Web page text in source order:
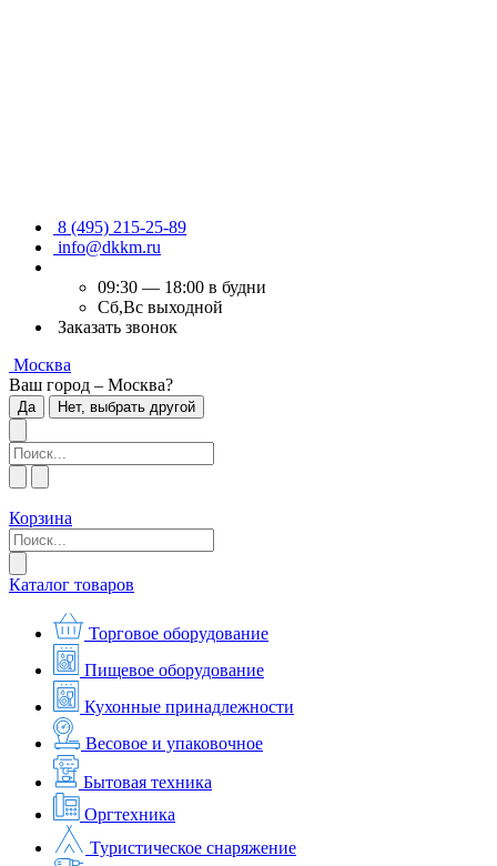
8 (495) 215-25-89
info@dkkm.ru
09:30 — 18:00 в будни
Сб,Вс выходной
Заказать звонок
Москва
Ваш город – Москва?
Да Нет, выбрать другой
Корзина
Каталог товаров
Торговое оборудование
Пищевое оборудование
Кухонные принадлежности
Весовое и упаковочное
Бытовая техника
Оргтехника
Туристическое снаряжение